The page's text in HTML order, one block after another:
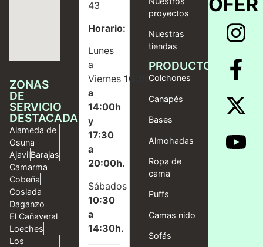
ZONAS
DE
SERVICIO
DESTACADAS
Alameda de
Osuna
AjavilBarajas
Camarma
Cobeña
Coslada
Daganzo
El Cañaveral
Loeches
Los
43
Horario:
Lunes
a
Viernes10:00
a
14:00h
y
17:30
a
20:00h.
Sábados
10:30
a
14:30h.
proyectos
Nuestras
tiendas
PRODUCTOS
Colchones
Canapés
Bases
Almohadas
Ropa de
cama
Puffs
Camas nido
Sofás